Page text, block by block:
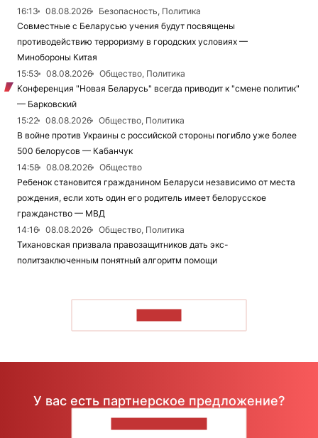
16:13
08.08.2026
Безопасность, Политика
Совместные с Беларусью учения будут посвящены
противодействию терроризму в городских условиях —
Минобороны Китая
15:53
08.08.2026
Общество, Политика
Конференция "Новая Беларусь" всегда приводит к "смене политик"
— Барковский
15:22
08.08.2026
Общество, Политика
В войне против Украины с российской стороны погибло уже более
500 белорусов — Кабанчук
14:58
08.08.2026
Общество
Ребенок становится гражданином Беларуси независимо от места
рождения, если хоть один его родитель имеет белорусское
гражданство — МВД
14:16
08.08.2026
Общество, Политика
Тихановская призвала правозащитников дать экс-
политзаключенным понятный алгоритм помощи
У вас есть партнерское предложение?